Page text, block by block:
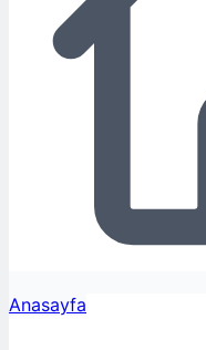
Anasayfa